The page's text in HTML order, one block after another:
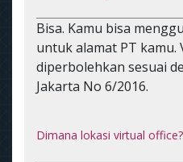
Bisa. Kamu bisa
untuk alamat PT kamu.
diperbolehkan sesuai
Jakarta No 6/2016.
Dimana lokasi virtual office?